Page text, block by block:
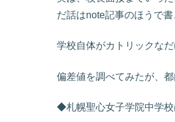
だ話はnote記事のほうで書
学校自体がカトリックな
偏差値を調べてみたが、
◆札幌聖心女子学院中学